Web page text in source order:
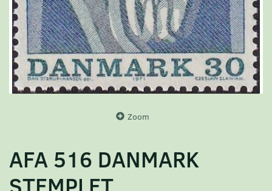
Zoom
AFA 516 DANMARK
STEMPLET